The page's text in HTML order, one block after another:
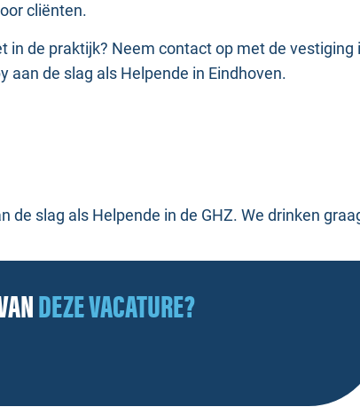
cliënten.
in de praktijk? Neem contact op met de vestiging
aan de slag als Helpende in Eindhoven.
de slag als Helpende in de GHZ. We drinken
DEZE VACATURE?